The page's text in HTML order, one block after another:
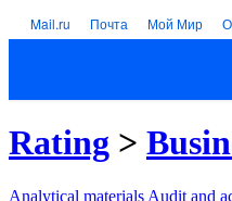
Mail.ru Почта Мой Мир
Rating >
Analytical materials Audit and